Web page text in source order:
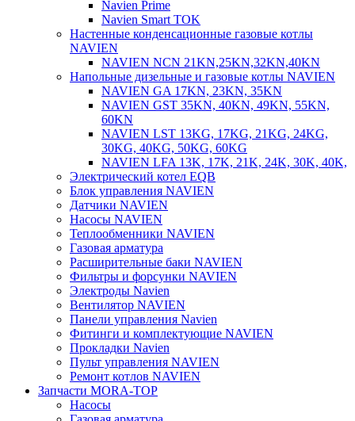
Navien Prime
Navien Smart TOK
Настенные конденсационные газовые котлы
NAVIEN
NAVIEN NCN 21KN,25KN,32KN,40KN
Напольные дизельные и газовые котлы NAVIEN
NAVIEN GA 17KN, 23KN, 35KN
NAVIEN GST 35KN, 40KN, 49KN, 55KN,
60KN
NAVIEN LST 13KG, 17KG, 21KG, 24KG,
30KG, 40KG, 50KG, 60KG
NAVIEN LFA 13K, 17K, 21K, 24K, 30K, 40K,
Электрический котел EQB
Блок управления NAVIEN
Датчики NAVIEN
Насосы NAVIEN
Теплообменники NAVIEN
Газовая арматура
Расширительные баки NAVIEN
Фильтры и форсунки NAVIEN
Электроды Navien
Вентилятор NAVIEN
Панели управления Navien
Фитинги и комплектующие NAVIEN
Прокладки Navien
Пульт управления NAVIEN
Ремонт котлов NAVIEN
Запчасти MORA-TOP
Насосы